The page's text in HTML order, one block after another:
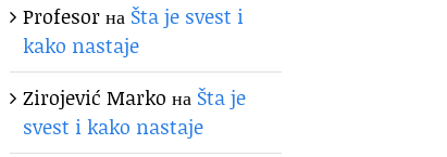
Profesorна Šta je svest i
kako nastaje
Zirojević Marko на Šta je
svest i kako nastaje